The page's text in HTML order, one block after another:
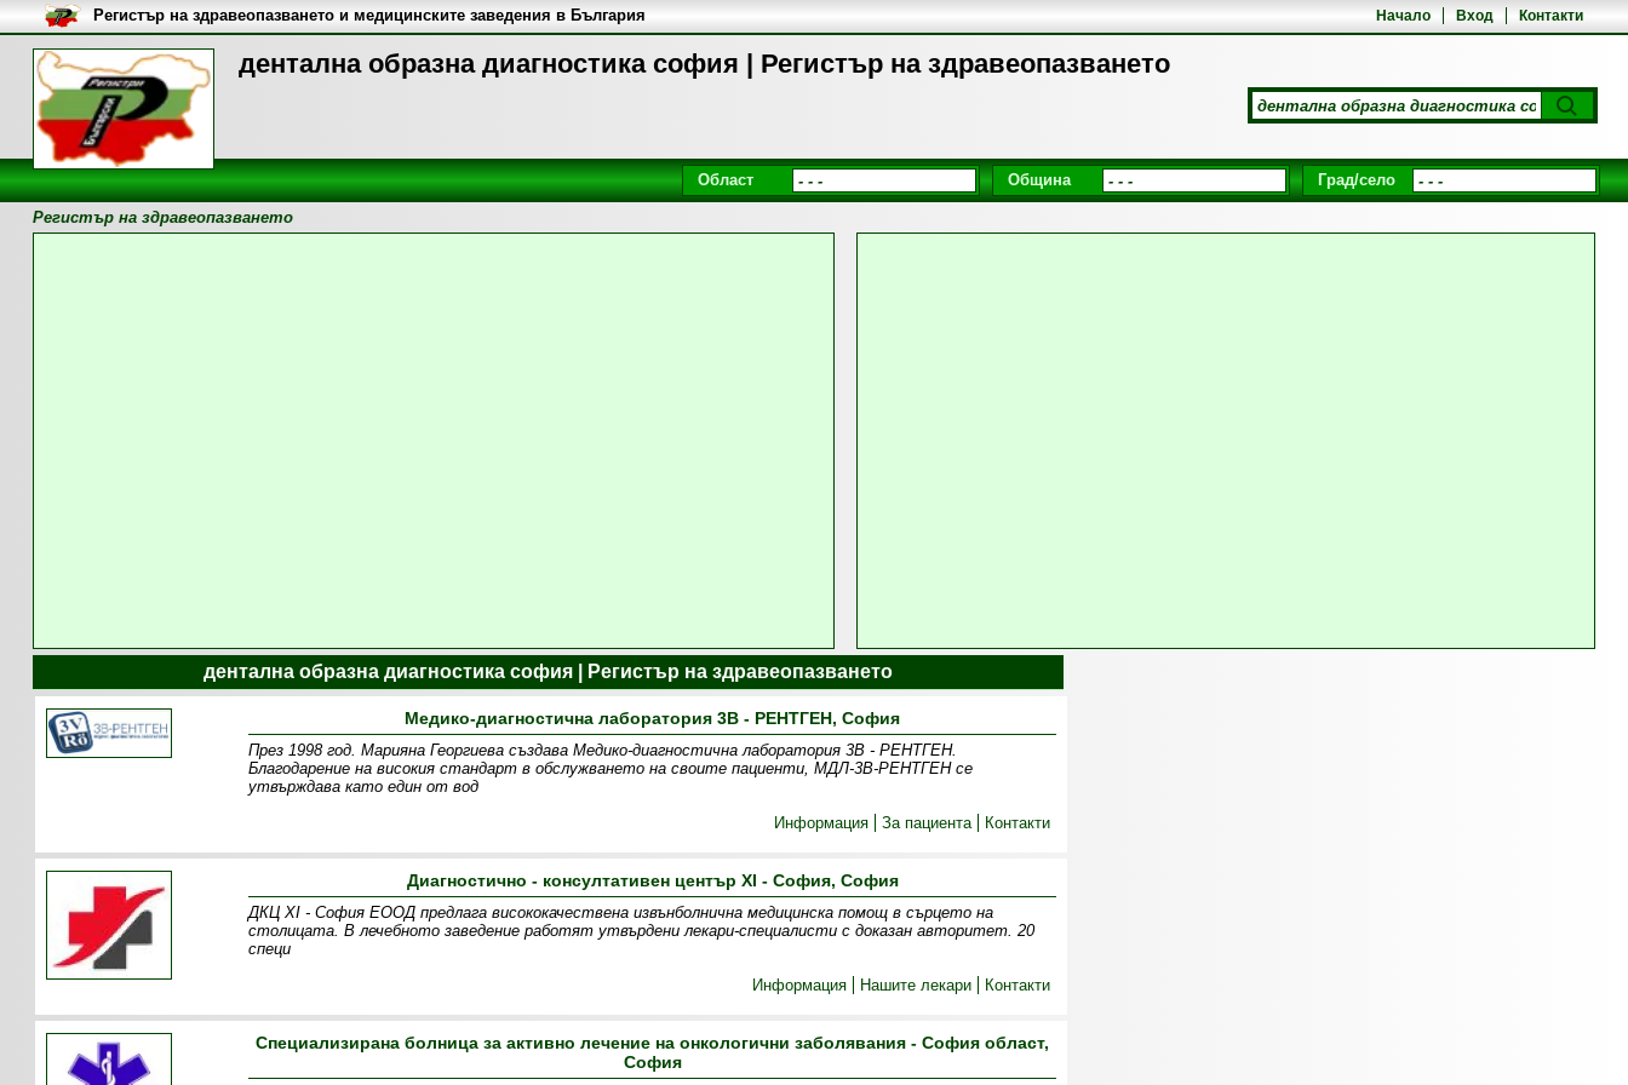
дентална образна диагностика софия | Регистър на здравеопазването
Начало Вход Контакти
Регистър на здравеопазването и медицинските заведения в България
Област Община Град/село
Регистър на здравеопазването
дентална образна диагностика софия | Регистър на здравеопазването
Медико-диагностична лаборатория 3В - РЕНТГЕН, София
През 1998 год. Марияна Георгиева създава Медико-диагностична лаборатория 3В - РЕНТГЕН.
Благодарение на високия стандарт в обслужването на своите пациенти, МДЛ-3В-РЕНТГЕН се
утвърждава като един от вод
Информация
За пациента Контакти
Диагностично - консултативен център XI - София, София
ДКЦ XI - София ЕООД предлага висококачествена извънболнична медицинска помощ в сърцето на
столицата. В лечебното заведение работят утвърдени лекари-специалисти с доказан авторитет. 20
специ
Информация
Нашите лекари Контакти
Специализирана болница за активно лечение на онкологични заболявания - София област,
София